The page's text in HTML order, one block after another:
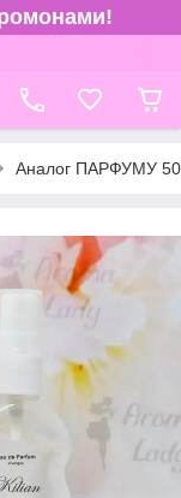
Аналог ПАРФУМУ